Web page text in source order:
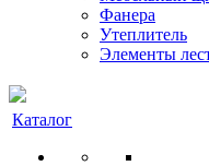
Фанера
Утеплитель
Элементы
Каталог